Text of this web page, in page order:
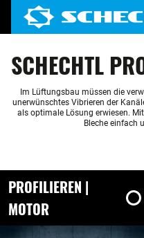
SCHECHTL
Im Lüftungsbau müssen die
unerwünschtes Vibrieren der
als optimale Lösung erwiesen.
Bleche einfach
PROFILIEREN |
MOTOR